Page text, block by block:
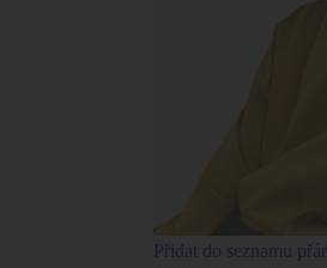
Přidat do seznamu přání